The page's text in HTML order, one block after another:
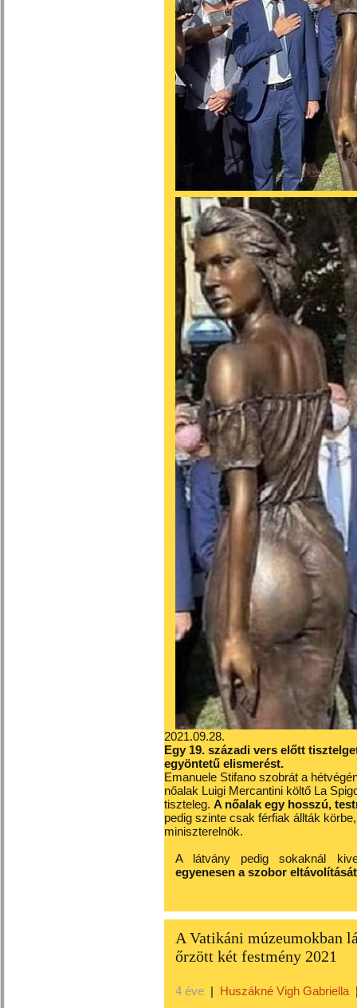
2021.09.28.
Egy 19. századi vers előtt
egyöntetű elismerést.
Emanuele Stifano szobrát a
nőalak Luigi Mercantini költő La
tiszteleg. A nőalak egy hosszú,
pedig szinte csak férfiak állták
miniszterelnök.
A látvány pedig sokaknál
egyenesen a szobor
A Vatikáni múzeumokban
őrzött két festmény 2021
4 éve | Huszákné Vigh Gabriella